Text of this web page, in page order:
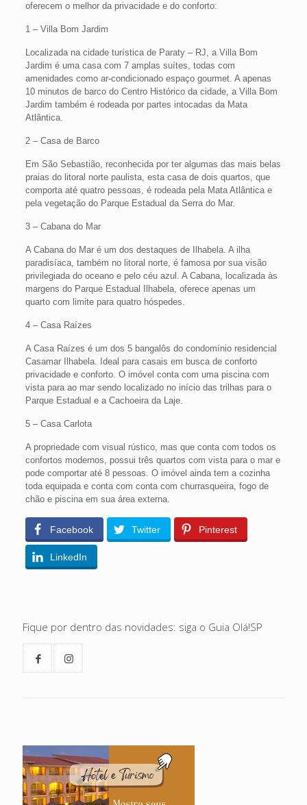
oferecem o melhor da privacidade e do conforto:
1 – Villa Bom Jardim
Localizada na cidade turística de Paraty – RJ, a Villa Bom
Jardim é uma casa com 7 amplas suítes, todas com
amenidades como ar-condicionado espaço gourmet. A apenas
10 minutos de barco do Centro Histórico da cidade, a Villa Bom
Jardim também é rodeada por partes intocadas da Mata
Atlântica.
2 – Casa de Barco
Em São Sebastião, reconhecida por ter algumas das mais belas
praias do litoral norte paulista, esta casa de dois quartos, que
comporta até quatro pessoas, é rodeada pela Mata Atlântica e
pela vegetação do Parque Estadual da Serra do Mar.
3 – Cabana do Mar
A Cabana do Mar é um dos destaques de Ilhabela. A ilha
paradisíaca, também no litoral norte, é famosa por sua visão
privilegiada do oceano e pelo céu azul. A Cabana, localizada às
margens do Parque Estadual Ilhabela, oferece apenas um
quarto com limite para quatro hóspedes.
4 – Casa Raízes
A Casa Raízes é um dos 5 bangalôs do condomínio residencial
Casamar Ilhabela. Ideal para casais em busca de conforto
privacidade e conforto. O imóvel conta com uma piscina com
vista para ao mar sendo localizado no início das trilhas para o
Parque Estadual e a Cachoeira da Laje.
5 – Casa Carlota
A propriedade com visual rústico, mas que conta com todos os
confortos modernos, possui três quartos com vista para o mar e
pode comportar até 8 pessoas. O imóvel ainda tem a cozinha
toda equipada e conta com conta com churrasqueira, fogo de
chão e piscina em sua área externa.
Facebook Twitter Pinterest
LinkedIn
Fique por dentro das novidades: siga o Guia Olá!SP